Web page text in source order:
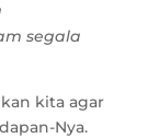
segala
kita agar
Nya.